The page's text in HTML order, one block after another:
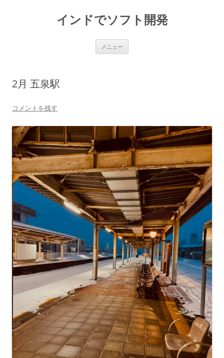
インドでソフト開発
メニュー
2月 五泉駅
コメントを残す